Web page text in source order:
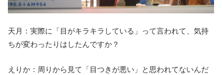
天月：実際に「目がキラキラしている」って言われて、気持
ちが変わったりはしたんですか？
えりか：周りから見て「目つきが悪い」と思われてないんだ